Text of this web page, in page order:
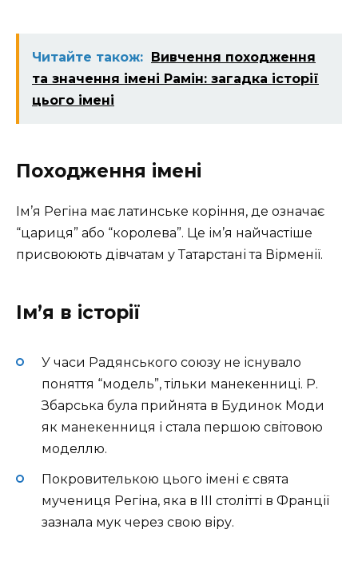
Читайте також: Вивчення походження
та значення імені Рамін: загадка історії
цього імені
Походження імені
Ім’я Регіна має латинське коріння, де означає
“цариця” або “королева”. Це ім’я найчастіше
присвоюють дівчатам у Татарстані та Вірменії.
Ім’я в історії
У часи Радянського союзу не існувало
поняття “модель”, тільки манекенниці. Р.
Збарська була прийнята в Будинок Моди
як манекенниця і стала першою світовою
моделлю.
Покровителькою цього імені є свята
мучениця Регіна, яка в III столітті в Франції
зазнала мук через свою віру.